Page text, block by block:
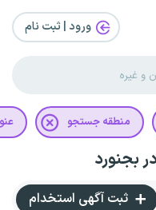
ورود | ثبت‌ نام
منطقه جستجو
بجنورد
ثبت آگهی استخدام